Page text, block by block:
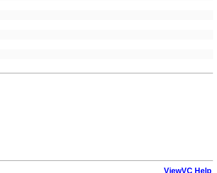
ViewVC Help